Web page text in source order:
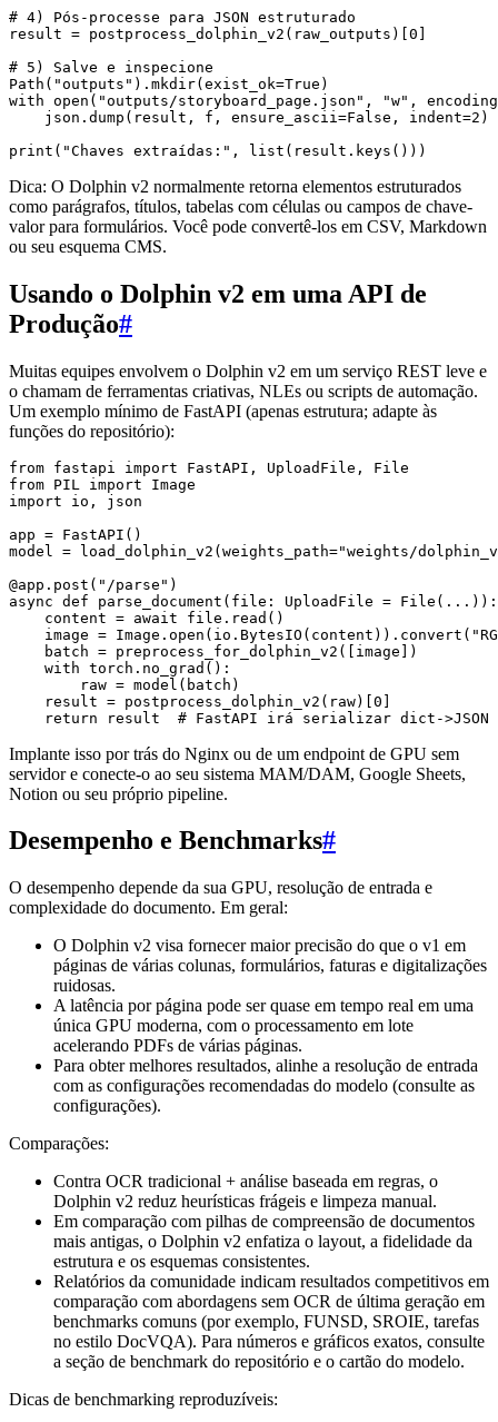
# 4) Pós-processe para JSON estruturado
result = postprocess_dolphin_v2(raw_outputs)[0]
# 5) Salve e inspecione
Path("outputs").mkdir(exist_ok=True)
with open("outputs/storyboard_page.json", "w",
    json.dump(result, f, ensure_ascii=False, indent=2)
Dica: O Dolphin v2 normalmente retorna elementos estruturados
como parágrafos, títulos, tabelas com células ou campos de chave-
valor para formulários. Você pode convertê-los em CSV, Markdown
ou seu esquema CMS.
Usando o Dolphin v2 em uma API de
Produção#
Muitas equipes envolvem o Dolphin v2 em um serviço REST leve e
o chamam de ferramentas criativas, NLEs ou scripts de automação.
Um exemplo mínimo de FastAPI (apenas estrutura; adapte às
funções do repositório):
from fastapi import FastAPI, UploadFile, File
from PIL import Image
import io, json
app = FastAPI()
model = load_dolphin_v2(weights_path="weights/
@app.post("/parse")
async def parse_document(file: UploadFile = File(...)):
    content = await file.read()
image =
    batch = preprocess_for_dolphin_v2([image])
    with torch.no_grad():
        raw = model(batch)
    result = postprocess_dolphin_v2(raw)[0]
Implante isso por trás do Nginx ou de um endpoint de GPU sem
servidor e conecte-o ao seu sistema MAM/DAM, Google Sheets,
Notion ou seu próprio pipeline.
Desempenho e Benchmarks#
O desempenho depende da sua GPU, resolução de entrada e
complexidade do documento. Em geral:
O Dolphin v2 visa fornecer maior precisão do que o v1 em
páginas de várias colunas, formulários, faturas e digitalizações
ruidosas.
A latência por página pode ser quase em tempo real em uma
única GPU moderna, com o processamento em lote
acelerando PDFs de várias páginas.
Para obter melhores resultados, alinhe a resolução de entrada
com as configurações recomendadas do modelo (consulte as
configurações).
Comparações:
Contra OCR tradicional + análise baseada em regras, o
Dolphin v2 reduz heurísticas frágeis e limpeza manual.
Em comparação com pilhas de compreensão de documentos
mais antigas, o Dolphin v2 enfatiza o layout, a fidelidade da
estrutura e os esquemas consistentes.
Relatórios da comunidade indicam resultados competitivos em
comparação com abordagens sem OCR de última geração em
benchmarks comuns (por exemplo, FUNSD, SROIE, tarefas
no estilo DocVQA). Para números e gráficos exatos, consulte
a seção de benchmark do repositório e o cartão do modelo.
Dicas de benchmarking reproduzíveis: